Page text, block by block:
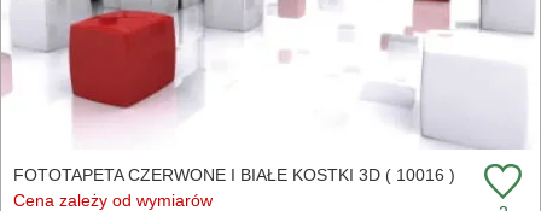
FOTOTAPETA CZERWONE I BIAŁE KOSTKI 3D ( 10016 )
Cena zależy od wymiarów